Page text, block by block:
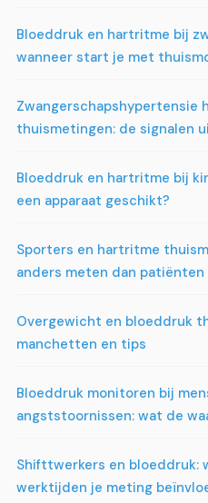
Bloeddruk en hartritme bij
wanneer start je met
Zwangerschapshypertensie
thuismetingen: de signalen
Bloeddruk en hartritme bij
een apparaat geschikt?
Sporters en hartritme
anders meten dan patiënten
Overgewicht en bloeddruk
manchetten en tips
Bloeddruk monitoren bij
angststoornissen: wat de
Shifttwerkers en bloeddruk:
werktijden je meting